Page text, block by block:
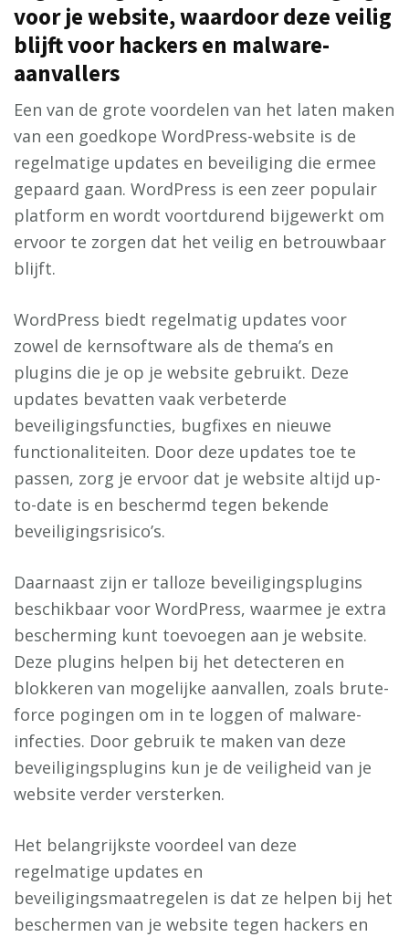
voor je website, waardoor deze veilig
blijft voor hackers en malware-
aanvallers
Een van de grote voordelen van het laten maken
van een goedkope WordPress-website is de
regelmatige updates en beveiliging die ermee
gepaard gaan. WordPress is een zeer populair
platform en wordt voortdurend bijgewerkt om
ervoor te zorgen dat het veilig en betrouwbaar
blijft.
WordPress biedt regelmatig updates voor
zowel de kernsoftware als de thema’s en
plugins die je op je website gebruikt. Deze
updates bevatten vaak verbeterde
beveiligingsfuncties, bugfixes en nieuwe
functionaliteiten. Door deze updates toe te
passen, zorg je ervoor dat je website altijd up-
to-date is en beschermd tegen bekende
beveiligingsrisico’s.
Daarnaast zijn er talloze beveiligingsplugins
beschikbaar voor WordPress, waarmee je extra
bescherming kunt toevoegen aan je website.
Deze plugins helpen bij het detecteren en
blokkeren van mogelijke aanvallen, zoals brute-
force pogingen om in te loggen of malware-
infecties. Door gebruik te maken van deze
beveiligingsplugins kun je de veiligheid van je
website verder versterken.
Het belangrijkste voordeel van deze
regelmatige updates en
beveiligingsmaatregelen is dat ze helpen bij het
beschermen van je website tegen hackers en